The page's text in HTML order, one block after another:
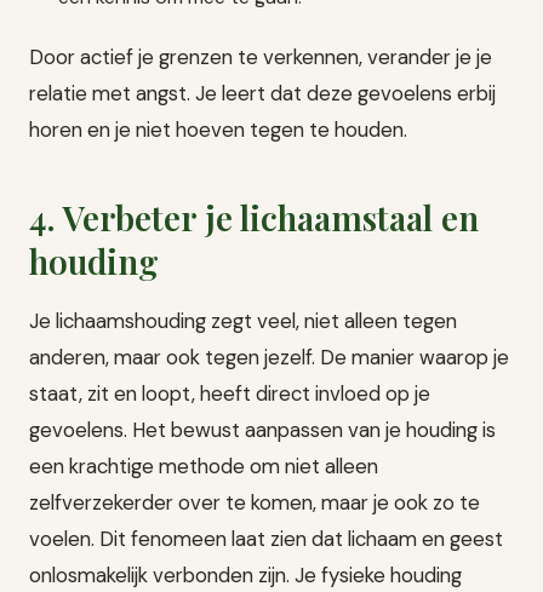
Door actief je grenzen te verkennen, verander je je
relatie met angst. Je leert dat deze gevoelens erbij
horen en je niet hoeven tegen te houden.
4. Verbeter je lichaamstaal en
houding
Je lichaamshouding zegt veel, niet alleen tegen
anderen, maar ook tegen jezelf. De manier waarop je
staat, zit en loopt, heeft direct invloed op je
gevoelens. Het bewust aanpassen van je houding is
een krachtige methode om niet alleen
zelfverzekerder over te komen, maar je ook zo te
voelen. Dit fenomeen laat zien dat lichaam en geest
onlosmakelijk verbonden zijn. Je fysieke houding